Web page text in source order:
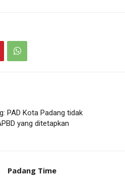
PAD Kota Padang tidak
yang ditetapkan
Padang Time